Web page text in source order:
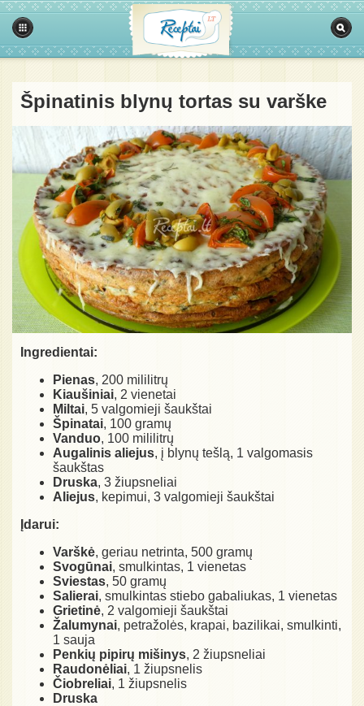
Špinatinis blynų tortas su varške
Ingredientai:
Pienas, 200 mililitrų
Kiaušiniai, 2 vienetai
Miltai, 5 valgomieji šaukštai
Špinatai, 100 gramų
Vanduo, 100 mililitrų
Augalinis aliejus, į blynų tešlą, 1 valgomasis
šaukštas
Druska, 3 žiupsneliai
Aliejus, kepimui, 3 valgomieji šaukštai
Įdarui:
Varškė, geriau netrinta, 500 gramų
Svogūnai, smulkintas, 1 vienetas
Sviestas, 50 gramų
Salierai, smulkintas stiebo gabaliukas, 1 vienetas
Grietinė, 2 valgomieji šaukštai
Žalumynai, petražolės, krapai, bazilikai, smulkinti,
1 sauja
Penkių pipirų mišinys, 2 žiupsneliai
Raudonėliai, 1 žiupsnelis
Čiobreliai, 1 žiupsnelis
Druska